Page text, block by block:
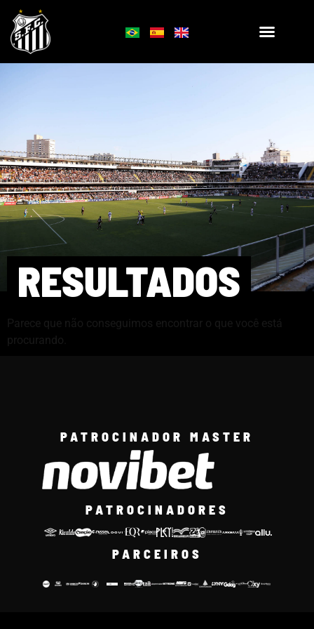
RESULTADOS
Parece que não conseguimos encontrar o que você está
procurando.
PATROCINADOR MASTER
PATROCINADORES
PARCEIROS